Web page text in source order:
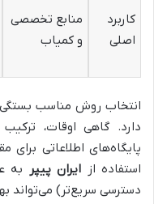
کاربرد
اصلی
منابع تخصصی
و کمیاب
انتخاب روش مناسب بستگی
دارد. گاهی اوقات،
استفاده از ایران پیپر به
دسترسی سریع‌تر) می‌تواند